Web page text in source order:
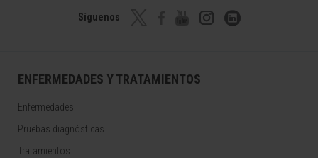
Síguenos
ENFERMEDADES Y TRATAMIENTOS
Enfermedades
Pruebas diagnósticas
Tratamientos